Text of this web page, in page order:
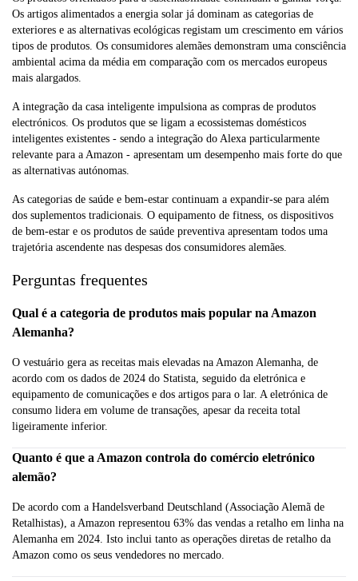
Os artigos alimentados a energia solar já dominam as categorias de
exteriores e as alternativas ecológicas registam um crescimento em vários
tipos de produtos. Os consumidores alemães demonstram uma consciência
ambiental acima da média em comparação com os mercados europeus
mais alargados.
A integração da casa inteligente impulsiona as compras de produtos
electrónicos. Os produtos que se ligam a ecossistemas domésticos
inteligentes existentes - sendo a integração do Alexa particularmente
relevante para a Amazon - apresentam um desempenho mais forte do que
as alternativas autónomas.
As categorias de saúde e bem-estar continuam a expandir-se para além
dos suplementos tradicionais. O equipamento de fitness, os dispositivos
de bem-estar e os produtos de saúde preventiva apresentam todos uma
trajetória ascendente nas despesas dos consumidores alemães.
Perguntas frequentes
Qual é a categoria de produtos mais popular na Amazon
Alemanha?
O vestuário gera as receitas mais elevadas na Amazon Alemanha, de
acordo com os dados de 2024 do Statista, seguido da eletrónica e
equipamento de comunicações e dos artigos para o lar. A eletrónica de
consumo lidera em volume de transações, apesar da receita total
ligeiramente inferior.
Quanto é que a Amazon controla do comércio eletrónico
alemão?
De acordo com a Handelsverband Deutschland (Associação Alemã de
Retalhistas), a Amazon representou 63% das vendas a retalho em linha na
Alemanha em 2024. Isto inclui tanto as operações diretas de retalho da
Amazon como os seus vendedores no mercado.